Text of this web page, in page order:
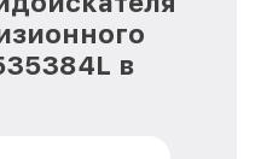
в